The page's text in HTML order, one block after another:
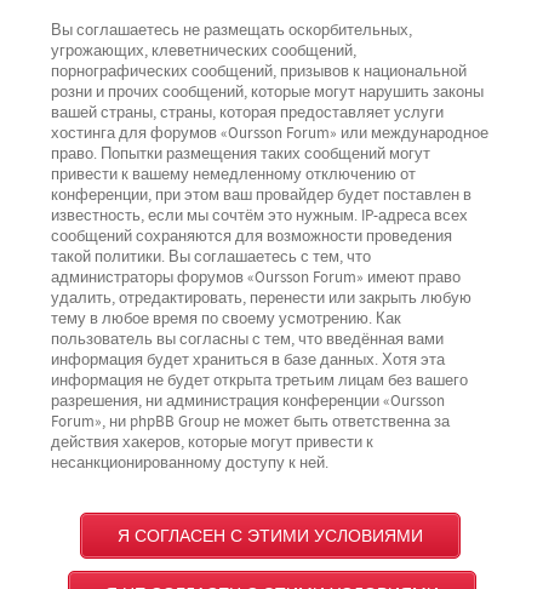
Вы соглашаетесь не размещать оскорбительных,
угрожающих, клеветнических сообщений,
порнографических сообщений, призывов к национальной
розни и прочих сообщений, которые могут нарушить законы
вашей страны, страны, которая предоставляет услуги
хостинга для форумов «Oursson Forum» или международное
право. Попытки размещения таких сообщений могут
привести к вашему немедленному отключению от
конференции, при этом ваш провайдер будет поставлен в
известность, если мы сочтём это нужным. IP-адреса всех
сообщений сохраняются для возможности проведения
такой политики. Вы соглашаетесь с тем, что
администраторы форумов «Oursson Forum» имеют право
удалить, отредактировать, перенести или закрыть любую
тему в любое время по своему усмотрению. Как
пользователь вы согласны с тем, что введённая вами
информация будет храниться в базе данных. Хотя эта
информация не будет открыта третьим лицам без вашего
разрешения, ни администрация конференции «Oursson
Forum», ни phpBB Group не может быть ответственна за
действия хакеров, которые могут привести к
несанкционированному доступу к ней.